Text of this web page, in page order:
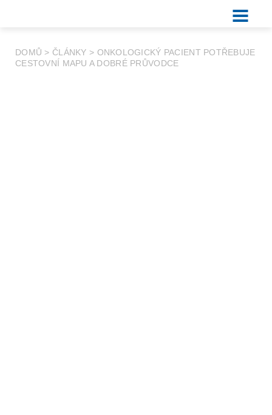
DOMŮ > ČLÁNKY > ONKOLOGICKÝ PACIENT POTŘEBUJE
CESTOVNÍ MAPU A DOBRÉ PRŮVODCE